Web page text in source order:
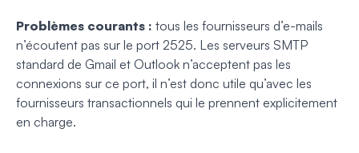
Problèmes courants : tous les fournisseurs d’e-mails
n’écoutent pas sur le port 2525. Les serveurs SMTP
standard de Gmail et Outlook n’acceptent pas les
connexions sur ce port, il n’est donc utile qu’avec les
fournisseurs transactionnels qui le prennent explicitement
en charge.